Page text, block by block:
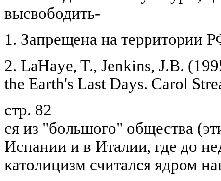
высвободить-
1. Запрещена на территории
2. LaHaye, T., Jenkins, J.B.
the Earth's Last Days. Carol
стр. 82
ся из "большого" общества
Испании и в Италии, где до
католицизм считался ядром